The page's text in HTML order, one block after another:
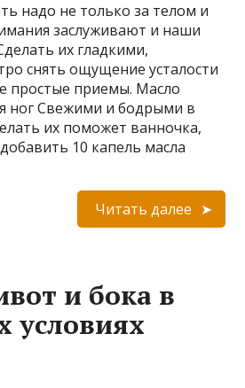
надо не только за телом и
заслуживают и наши
их гладкими,
снять ощущение усталости
простые приемы. Масло
ног Свежими и бодрыми в
их поможет ванночка,
10 капель масла
Читать далее
и бока в
условиях